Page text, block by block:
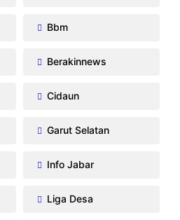
Bbm
Berakinnews
Cidaun
Garut Selatan
Info Jabar
Liga Desa